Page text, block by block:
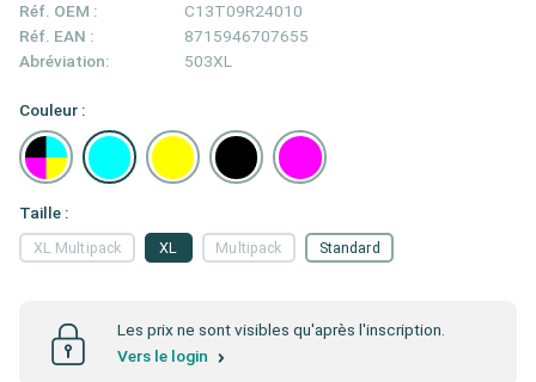
Réf. OEM :
C13T09R24010
Réf. EAN :
8715946707655
Abréviation:
503XL
Couleur :
Taille :
Multipack
XL
XL Multipack Standard
Les prix ne sont visibles qu'après l'inscription.
Vers le login